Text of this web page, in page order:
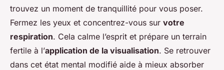
trouvez un moment de tranquillité pour vous poser.
Fermez les yeux et concentrez-vous sur votre
respiration. Cela calme l’esprit et prépare un terrain
fertile à l’application de la visualisation. Se retrouver
dans cet état mental modifié aide à mieux absorber